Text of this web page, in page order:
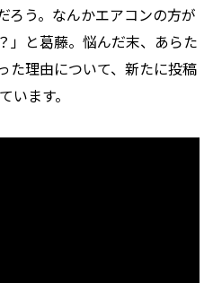
う。なんかエアコンの方が
」と葛藤。悩んだ末、あらた
た理由について、新たに投稿
います。